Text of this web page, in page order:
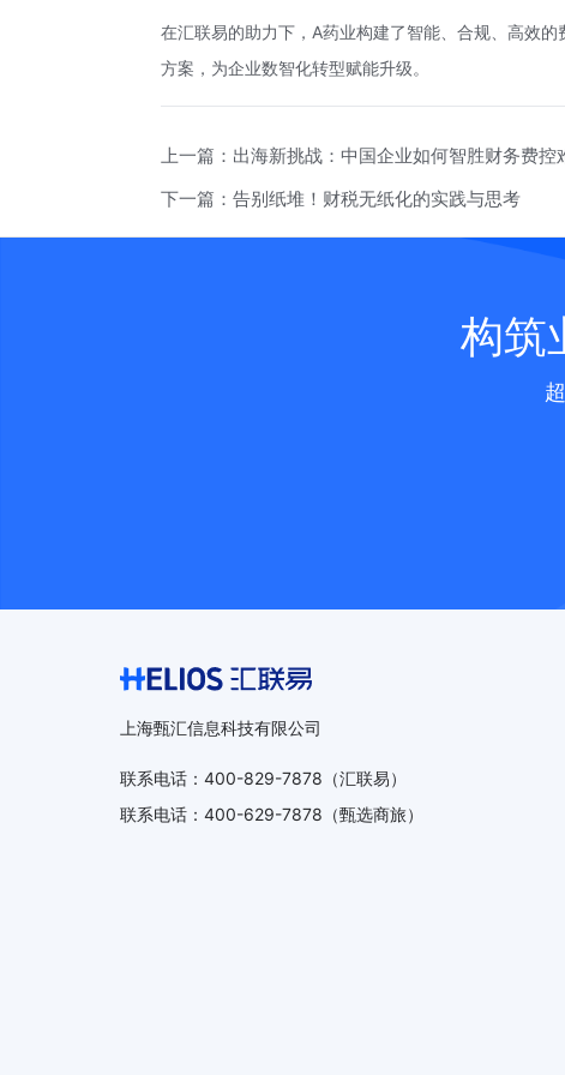
在汇联易的助力下，A药业构建了智能、合规、高效
方案，为企业数智化转型赋能升级。
上一篇： 出海新挑战：中国企业如何智胜财务费控
下一篇：告别纸堆！财税无纸化的实践与思考
构筑
上海甄汇信息科技有限公司
联系电话 ： 400-829-7878 （汇联易）
联系电话 ： 400-629-7878 （甄选商旅）